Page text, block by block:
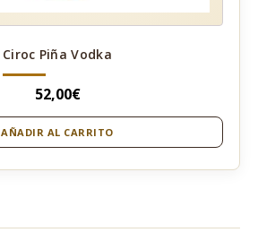
Ciroc Piña Vodka
52,00€
AÑADIR AL CARRITO